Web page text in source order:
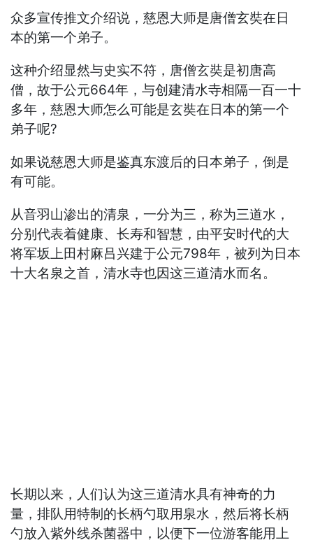
众多宣传推文介绍说，慈恩大师是唐僧玄奘在日
本的第一个弟子。
这种介绍显然与史实不符，唐僧玄奘是初唐高
僧，故于公元664年，与创建清水寺相隔一百一十
多年，慈恩大师怎么可能是玄奘在日本的第一个
弟子呢?
如果说慈恩大师是鉴真东渡后的日本弟子，倒是
有可能。
从音羽山渗出的清泉，一分为三，称为三道水，
分别代表着健康、长寿和智慧，由平安时代的大
将军坂上田村麻吕兴建于公元798年，被列为日本
十大名泉之首，清水寺也因这三道清水而名。
长期以来，人们认为这三道清水具有神奇的力
量，排队用特制的长柄勺取用泉水，然后将长柄
勺放入紫外线杀菌器中，以便下一位游客能用上